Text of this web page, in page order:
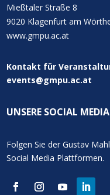
Mießtaler Straße 8
9020 Klagenfurt am
www.gmpu.ac.at
Kontakt für
events@gmpu.ac.at
UNSERE SOCIAL
Folgen Sie der Gustav
Social Media Plattformen.